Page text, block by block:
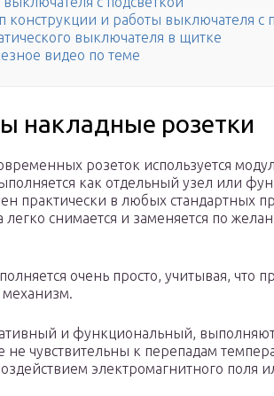
конструкции и работы выключателя с
выключателя в щитке
видео по теме
накладные розетки
розеток используется
как отдельный узел или
практически в любых стандартных
снимается и заменяется по
очень просто, учитывая, что
механизм.
и функциональный,
не чувствительны к перепадам
электромагнитного поля